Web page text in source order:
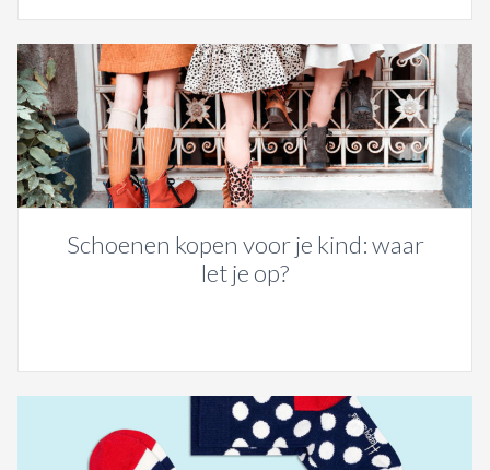
Schoenen kopen voor je kind: waar
let je op?